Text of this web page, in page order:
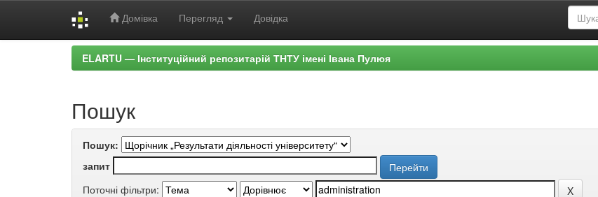
Домівка Перегляд Довідка
ELARTU — Інституційний репозитарій ТНТУ імені Івана Пулюя
Пошук
Пошук:
запит
Поточні фільтри: